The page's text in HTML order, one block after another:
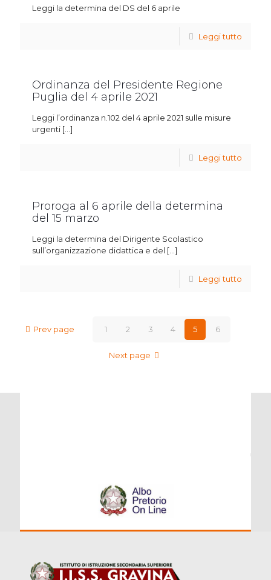
Leggi la determina del DS del 6 aprile
Leggi tutto
Ordinanza del Presidente Regione
Puglia del 4 aprile 2021
Leggi l’ordinanza n.102 del 4 aprile 2021 sulle misure
urgenti […]
Leggi tutto
Proroga al 6 aprile della determina
del 15 marzo
Leggi la determina del Dirigente Scolastico
sull’organizzazione didattica e del […]
Leggi tutto
Prev page 1 2 3 4 5 6
Next page